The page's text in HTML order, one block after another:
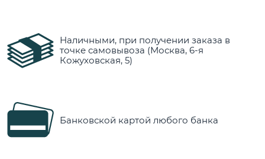
Наличными, при получении заказа в
точке самовывоза (Москва, 6-я
Кожуховская, 5)
Банковской картой любого банка